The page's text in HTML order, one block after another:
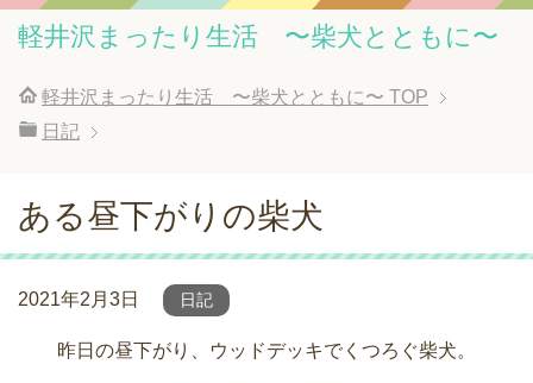
軽井沢まったり生活 〜柴犬とともに〜
軽井沢まったり生活 〜柴犬とともに〜 TOP
日記
ある昼下がりの柴犬
2021年2月3日 日記
昨日の昼下がり、ウッドデッキでくつろぐ柴犬。